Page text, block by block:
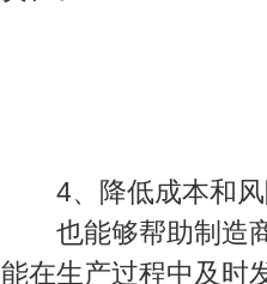
4、降低成本和风
也能够帮助制造商
能在生产过程中及时